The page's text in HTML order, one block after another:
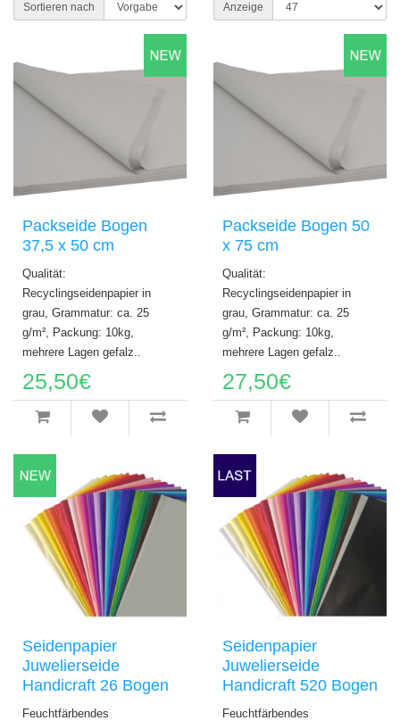
Sortieren nach Anzeige
Packseide Bogen
37,5 x 50 cm
Qualität:
Recyclingseidenpapier in
grau, Grammatur: ca. 25
g/m², Packung: 10kg,
mehrere Lagen gefalz..
25,50€
Packseide Bogen 50
x 75 cm
Qualität:
Recyclingseidenpapier in
grau, Grammatur: ca. 25
g/m², Packung: 10kg,
mehrere Lagen gefalz..
27,50€
Seidenpapier
Juwelierseide
Handicraft 26 Bogen
Feuchtfärbendes
Seidenpapier
Juwelierseide
Handicraft 520 Bogen
Feuchtfärbendes